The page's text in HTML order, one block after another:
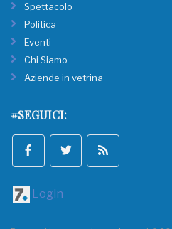
Spettacolo
Politica
Eventi
Chi Siamo
Aziende in vetrina
#SEGUICI:
Login